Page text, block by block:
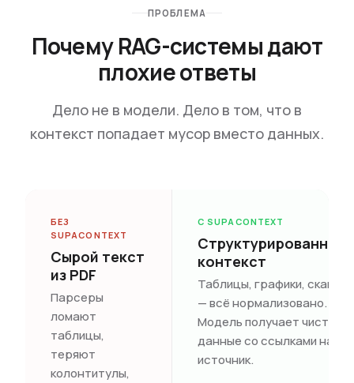
ПРОБЛЕМА
Почему RAG-системы дают
плохие ответы
Дело не в модели. Дело в том, что в
контекст попадает мусор вместо данных.
БЕЗ
SUPACONTEXT
Сырой текст
из PDF
Парсеры
ломают
таблицы,
теряют
колонтитулы,
С SUPACONTEXT
Структурированный
контекст
Таблицы, графики, сканы
— всё нормализовано.
Модель получает чистые
данные со ссылками на
источник.